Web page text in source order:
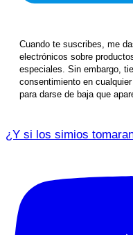
Cuando te suscribes, me
electrónicos sobre
especiales. Sin embargo,
consentimiento en
para darse de baja que
¿Y si los simios